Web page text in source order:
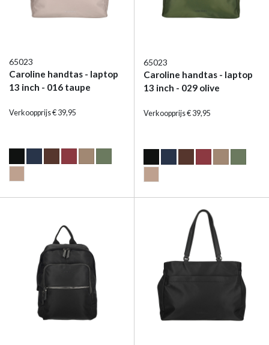
65023
Caroline handtas - laptop
13 inch - 016 taupe
Verkoopprijs € 39,95
65023
Caroline handtas - laptop
13 inch - 029 olive
Verkoopprijs € 39,95